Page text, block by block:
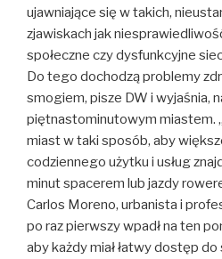
ujawniające się w takich,
zjawiskach jak
społeczne czy dysfunkcyjne
Do tego dochodzą problemy
smogiem, pisze DW i wyjaśnia,
piętnastominutowym mia­stem.
miast w taki sposób, aby
codziennego użytku i usług
mi­nut spacerem lub jazdy
Carlos Moreno, urbanista i
po raz pierwszy wpadł na ten
aby każdy miał ła­twy dostęp do